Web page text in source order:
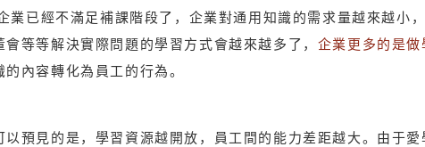
業已經不滿足補課階段了，企業對通用知識的需求量越來越小
等等解決實際問題的學習方式會越來越多了， 企業更多的是
內容轉化為員工的行為。
以預見的是，學習資源越開放，員工間的能力差距越大。由于